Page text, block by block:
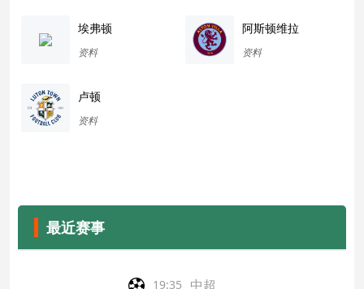
埃弗顿
资料
阿斯顿维拉
资料
卢顿
资料
最近赛事
19:35 中超